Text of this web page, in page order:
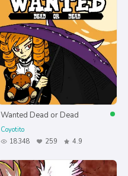
Wanted Dead or Dead
Coyotito
18348
259 4.9